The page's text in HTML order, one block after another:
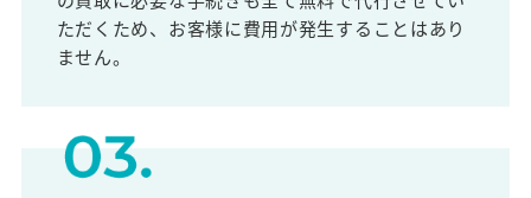
ただくため、お客様に費用が発生することはあり
ません。